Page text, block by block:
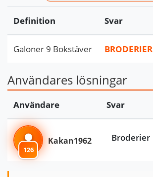
Definition Svar
Galoner 9 Bokstäver BRODERIER
Användares lösningar
Användare Svar
126
Kakan1962 Broderier